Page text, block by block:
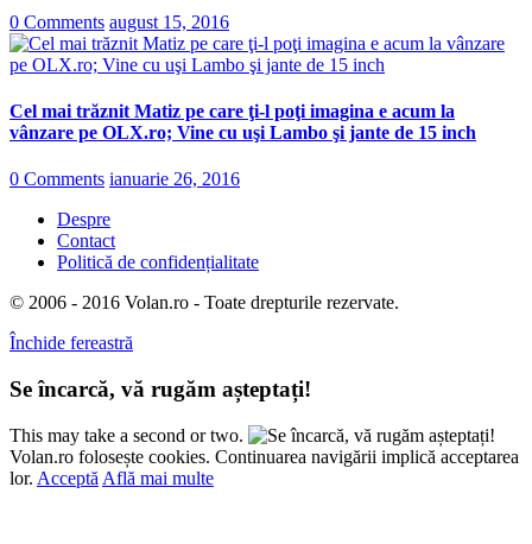
0 Comments august 15, 2016
Cel mai trăznit Matiz pe care ţi-l poţi imagina e acum la
vânzare pe OLX.ro; Vine cu uşi Lambo şi jante de 15 inch
0 Comments ianuarie 26, 2016
Despre
Contact
Politică de confidențialitate
© 2006 - 2016 Volan.ro - Toate drepturile rezervate.
Închide fereastră
Se încarcă, vă rugăm așteptați!
This may take a second or two.
Volan.ro folosește cookies. Continuarea navigării implică acceptarea
lor. Acceptă Află mai multe